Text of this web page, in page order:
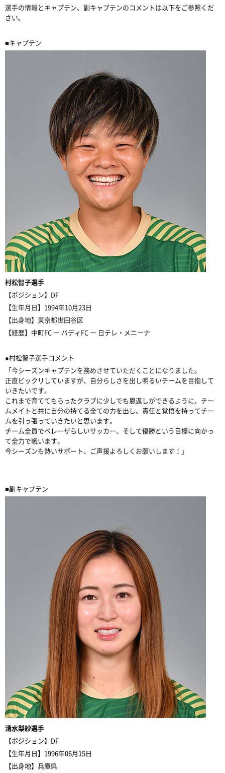
選手の情報とキャプテン、副キャプテンのコメントは以下をご参照くだ
さい。
■キャプテン
村松智子選手
【ポジション】DF
【生年月日】1994年10月23日
【出身地】東京都世田谷区
【経歴】中町FC ー バディFC ー 日テレ・メニーナ
●村松智子選手コメント
「今シーズンキャプテンを務めさせていただくことになりました。
正直ビックリしていますが、自分らしさを出し明るいチームを目指して
いきたいです。
これまで育ててもらったクラブに少しでも恩返しができるように、チー
ムメイトと共に自分の持てる全ての力を出し、責任と覚悟を持ってチー
ムを引っ張っていきたいと思います。
チーム全員でベレーザらしいサッカー、そして優勝という目標に向かっ
て全力で戦います。
今シーズンも熱いサポート、ご声援よろしくお願いします！」
■副キャプテン
清水梨紗選手
【ポジション】DF
【生年月日】1996年06月15日
【出身地】兵庫県